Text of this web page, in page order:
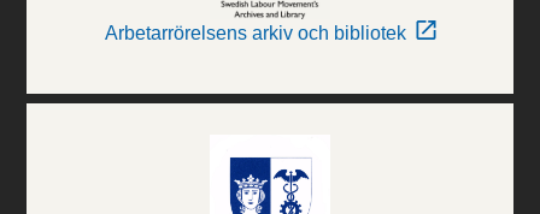
Arbetarrörelsens arkiv och bibliotek